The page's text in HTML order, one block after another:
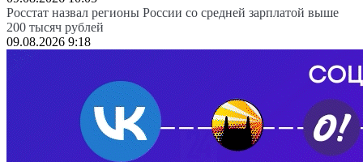
Росстат назвал регионы России со средней зарплатой выше
200 тысяч рублей
09.08.2026 9:18